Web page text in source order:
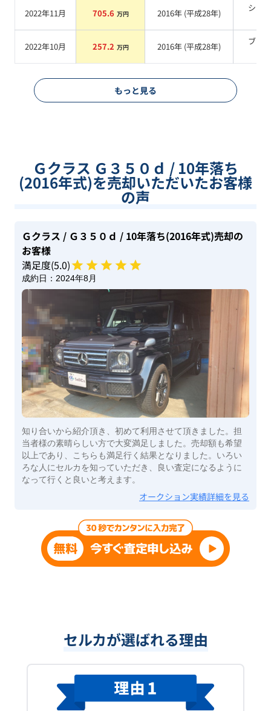
2022年11月 705.6 万円 2016年 (平成28年)
シル
2022年10月 257.2 万円 2016年 (平成28年)
ブラ
もっと見る
Ｇクラス Ｇ３５０ｄ / 10年落ち
(2016年式)を売却いただいたお客様
の声
Ｇクラス / Ｇ３５０ｄ / 10年落ち(2016年式)売却の
お客様
満足度(5.0)
成約日： 2024年8月
知り合いから紹介頂き、初めて利用させて頂きました。担
当者様の素晴らしい方で大変満足しました。売却額も希望
以上であり、こちらも満足行く結果となりました。いろい
ろな人にセルカを知っていただき、良い査定になるように
なって行くと良いと考えます。
オークション実績詳細を見る
セルカが選ばれる理由